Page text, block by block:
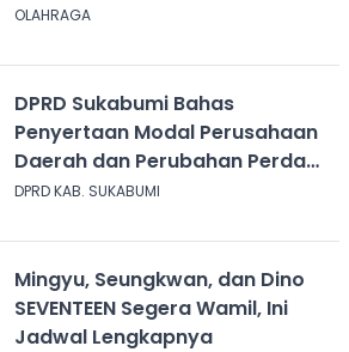
OLAHRAGA
DPRD Sukabumi Bahas
Penyertaan Modal Perusahaan
Daerah dan Perubahan Perda
Ketenagakerjaan
DPRD KAB. SUKABUMI
Mingyu, Seungkwan, dan Dino
SEVENTEEN Segera Wamil, Ini
Jadwal Lengkapnya